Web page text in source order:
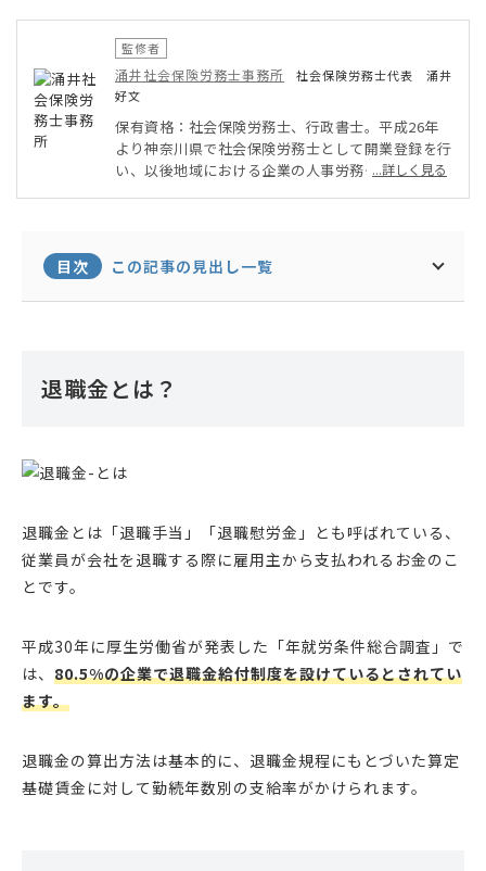
監修者
涌井社会保険労務士事務所
社会保険労務士代表 涌井
好文
保有資格：社会保険労務士、行政書士。平成26年
より神奈川県で社会保険労務士として開業登録を行
い、以後地域における企業の人事労務や給与計算の
っている。
...詳しく見る
目次 この記事の見出し一覧
退職金とは？
退職金とは「退職手当」「退職慰労金」とも呼ばれている、
従業員が会社を退職する際に雇用主から支払われるお金のこ
とです。
平成30年に厚生労働省が発表した「年就労条件総合調査」で
は、 80.5%の企業で退職金給付制度を設けているとされてい
ます。
退職金の算出方法は基本的に、退職金規程にもとづいた算定
基礎賃金に対して勤続年数別の支給率がかけられます。